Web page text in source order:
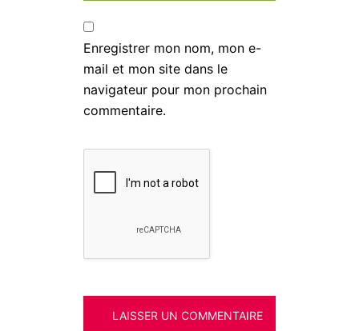
Enregistrer mon nom, mon e-
mail et mon site dans le
navigateur pour mon prochain
commentaire.